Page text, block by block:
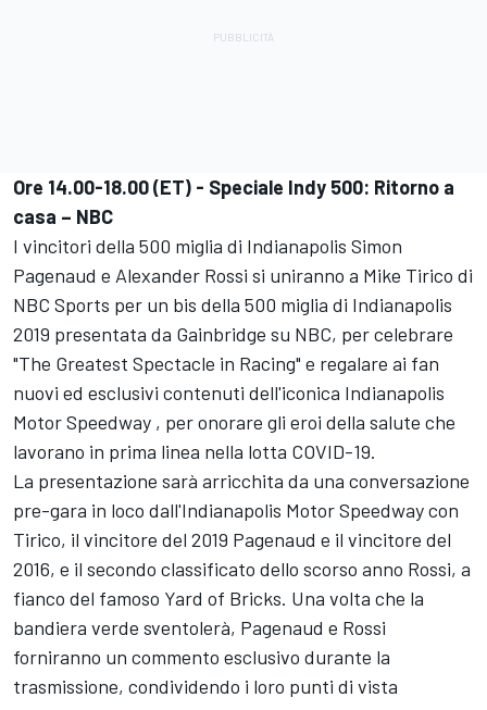
Ore 14.00-18.00 (ET) - Speciale Indy 500: Ritorno a
casa – NBC
I vincitori della 500 miglia di Indianapolis Simon
Pagenaud e Alexander Rossi si uniranno a Mike Tirico di
NBC Sports per un bis della 500 miglia di Indianapolis
2019 presentata da Gainbridge su NBC, per celebrare
"The Greatest Spectacle in Racing" e regalare ai fan
nuovi ed esclusivi contenuti dell'iconica Indianapolis
Motor Speedway , per onorare gli eroi della salute che
lavorano in prima linea nella lotta COVID-19.
La presentazione sarà arricchita da una conversazione
pre-gara in loco dall'Indianapolis Motor Speedway con
Tirico, il vincitore del 2019 Pagenaud e il vincitore del
2016, e il secondo classificato dello scorso anno Rossi, a
fianco del famoso Yard of Bricks. Una volta che la
bandiera verde sventolerà, Pagenaud e Rossi
forniranno un commento esclusivo durante la
trasmissione, condividendo i loro punti di vista